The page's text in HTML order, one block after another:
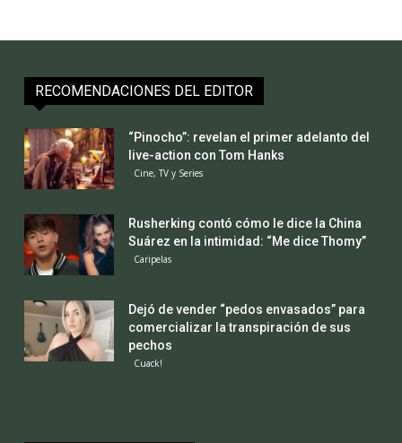
RECOMENDACIONES DEL EDITOR
“Pinocho”: revelan el primer adelanto del
live-action con Tom Hanks
Cine, TV y Series
Rusherking contó cómo le dice la China
Suárez en la intimidad: “Me dice Thomy”
Caripelas
Dejó de vender “pedos envasados” para
comercializar la transpiración de sus
pechos
Cuack!